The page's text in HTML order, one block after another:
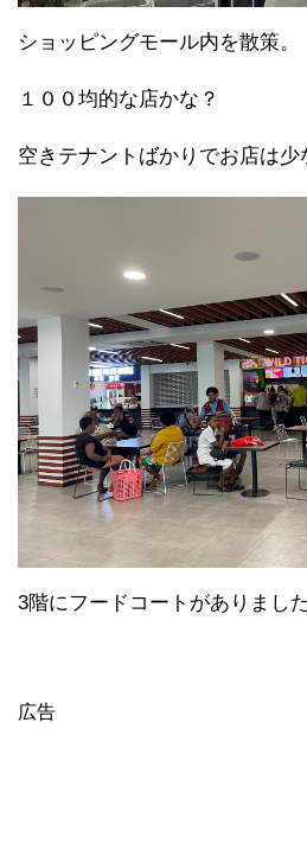
ショッピングモール内を散策。
１００均的な店かな？
空きテナントばかりでお店は少
3階にフードコートがありました
広告